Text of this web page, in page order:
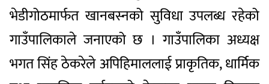
भेडीगोठमार्फत खानबस्नको सुविधा उपलब्ध रहेको
गाउँपालिकाले जनाएको छ । गाउँपालिका अध्यक्ष
भगत सिंह ठेकरेले अपिहिमाललाई प्राकृतिक, धार्मिक